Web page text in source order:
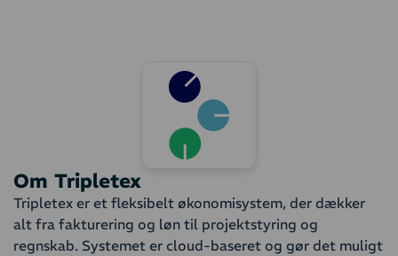
Om Tripletex
Tripletex er et fleksibelt økonomisystem, der dækker
alt fra fakturering og løn til projektstyring og
regnskab. Systemet er cloud-baseret og gør det muligt